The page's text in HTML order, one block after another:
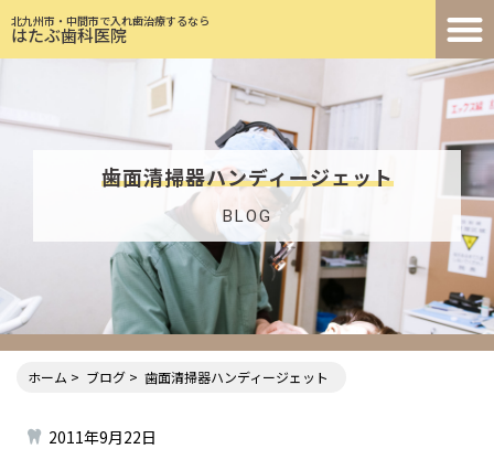
北九州市・中間市で入れ歯治療するなら
はたぶ歯科医院
歯面清掃器ハンディージェット
BLOG
ホーム ブログ 歯面清掃器ハンディージェット
2011年9月22日